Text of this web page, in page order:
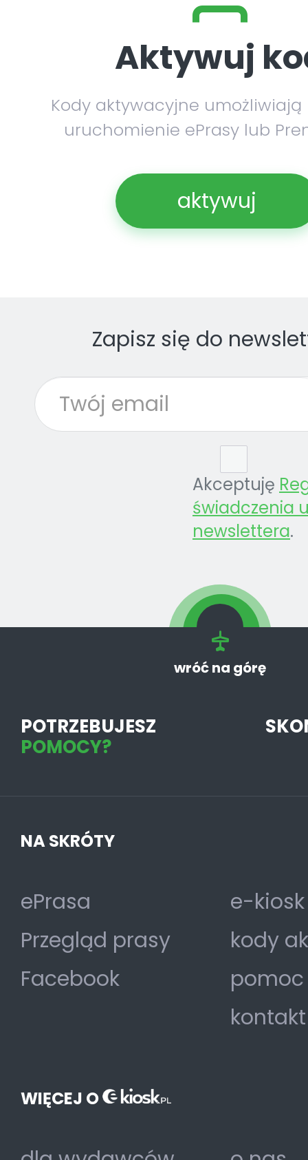
Aktywuj
Kody aktywacyjne umożliwiają
uruchomienie ePrasy lub
aktywuj
Zapisz się do
Akceptuję
świadczenia
newslettera.
wróć na górę
POTRZEBUJESZ
POMOCY?
NA SKRÓTY
ePrasa
Przegląd prasy
Facebook
e-
kody
pomoc
kontakt
WIĘCEJ O